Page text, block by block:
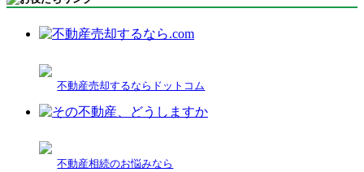
不動産売却するならドットコム
不動産相続のお悩みなら